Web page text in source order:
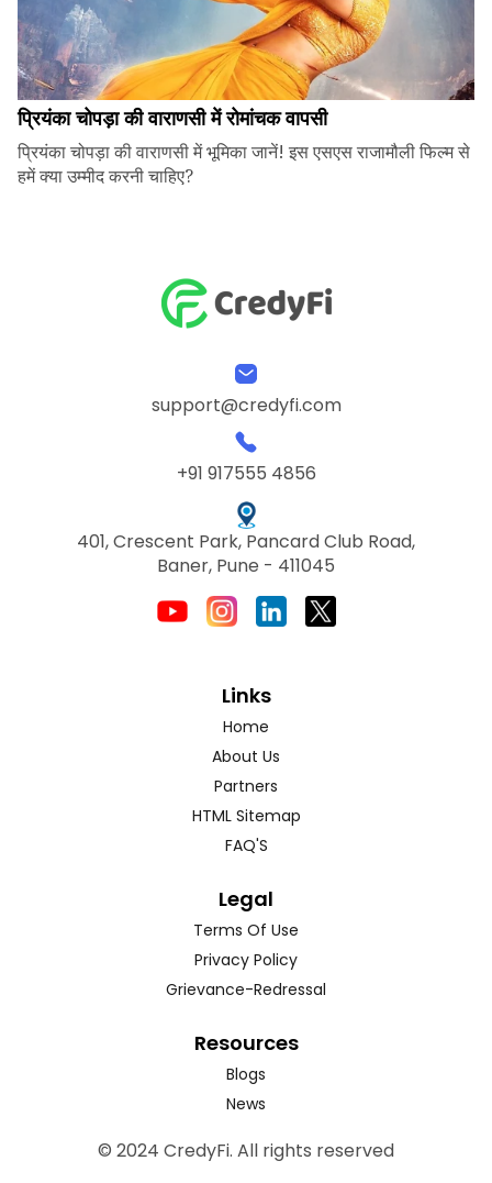
प्रियंका चोपड़ा की वाराणसी में रोमांचक वापसी
प्रियंका चोपड़ा की वाराणसी में भूमिका जानें! इस एसएस राजामौली फिल्म से
हमें क्या उम्मीद करनी चाहिए?
support@credyfi.com
+91 917555 4856
401, Crescent Park, Pancard Club Road,
Baner, Pune - 411045
Links
Home
About Us
Partners
HTML Sitemap
FAQ'S
Legal
Terms Of Use
Privacy Policy
Grievance-Redressal
Resources
Blogs
News
© 2024 CredyFi. All rights reserved